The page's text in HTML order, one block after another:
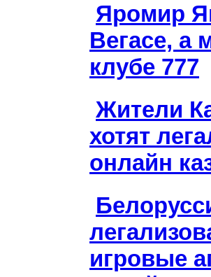
Яромир
Вегасе, а
клубе 777
Жители
хотят
онлайн
игровые